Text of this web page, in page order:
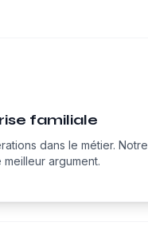
familiale
dans le métier.
argument.